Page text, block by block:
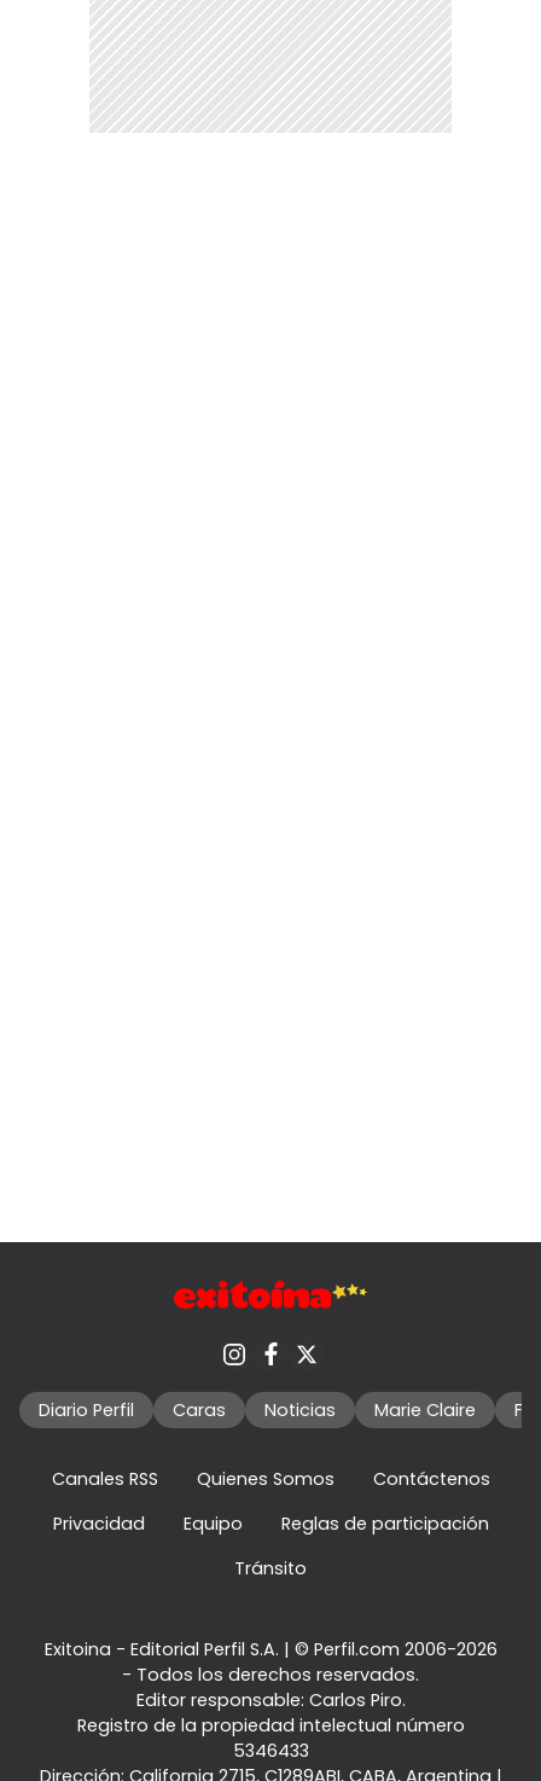
Diario Perfil Caras Noticias Marie Claire
Canales RSS Quienes Somos
Contáctenos
Privacidad
Equipo
Reglas de participación
Tránsito
Exitoina - Editorial Perfil S.A. | © Perfil.com 2006-2026
- Todos los derechos reservados.
Editor responsable: Carlos Piro.
Registro de la propiedad intelectual número
5346433